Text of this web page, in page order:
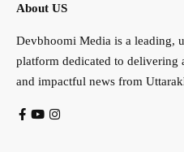
About US
Devbhoomi Media is a leading,
platform dedicated to delivering
and impactful news from